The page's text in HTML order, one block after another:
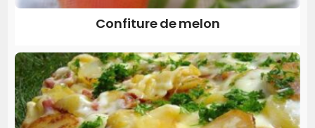
Confiture de melon